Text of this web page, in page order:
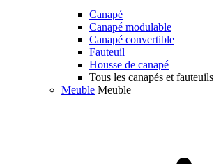
Canapé
Canapé modulable
Canapé convertible
Fauteuil
Housse de canapé
Tous les canapés et fauteuils
Meuble Meuble